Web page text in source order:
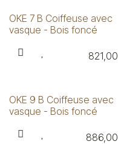
OKE 7 B Coiffeuse avec
vasque - Bois foncé
821,00
OKE 9 B Coiffeuse avec
vasque - Bois foncé
886,00